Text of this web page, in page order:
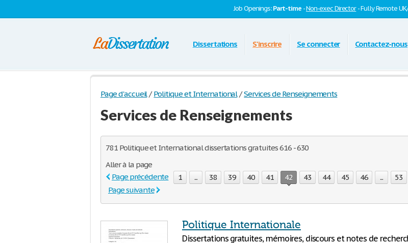
Job Openings:Part-time -Non-exec Director- Fully Remote
Dissertations S'inscrire Se connecter Contactez-nous
Page d'accueil / Politique et International / Services de Renseignements
Services de Renseignements
781 Politique et International dissertations gratuites 616 - 630
Aller à la page
Page précédente
1 ... 38 39 40 41 42 43 44 45 46 ...
53
Page suivante
Politique Internationale
Dissertations gratuites, mémoires, discours et notes de